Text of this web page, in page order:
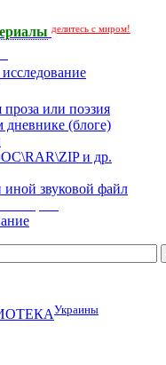
делитесь с миром!
или поэзия
дневнике (блоге)
и др.
звуковой файл
Украины